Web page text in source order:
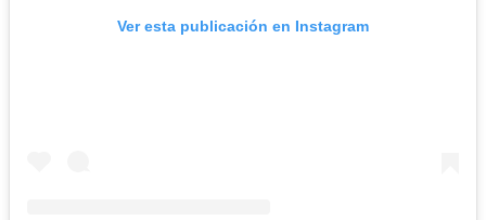
Ver esta publicación en Instagram